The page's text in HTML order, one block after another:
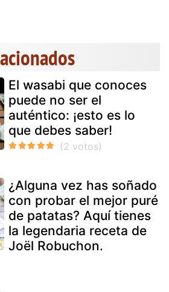
El wasabi que conoces
puede no ser el
auténtico: ¡esto es lo
que debes saber!
¿Alguna vez has soñado
con probar el mejor puré
de patatas? Aquí tienes
la legendaria receta de
Joël Robuchon.